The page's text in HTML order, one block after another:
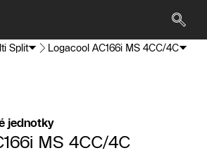
Split Logacool AC166i MS 4CC/4C
jednotky
MS 4CC/4C